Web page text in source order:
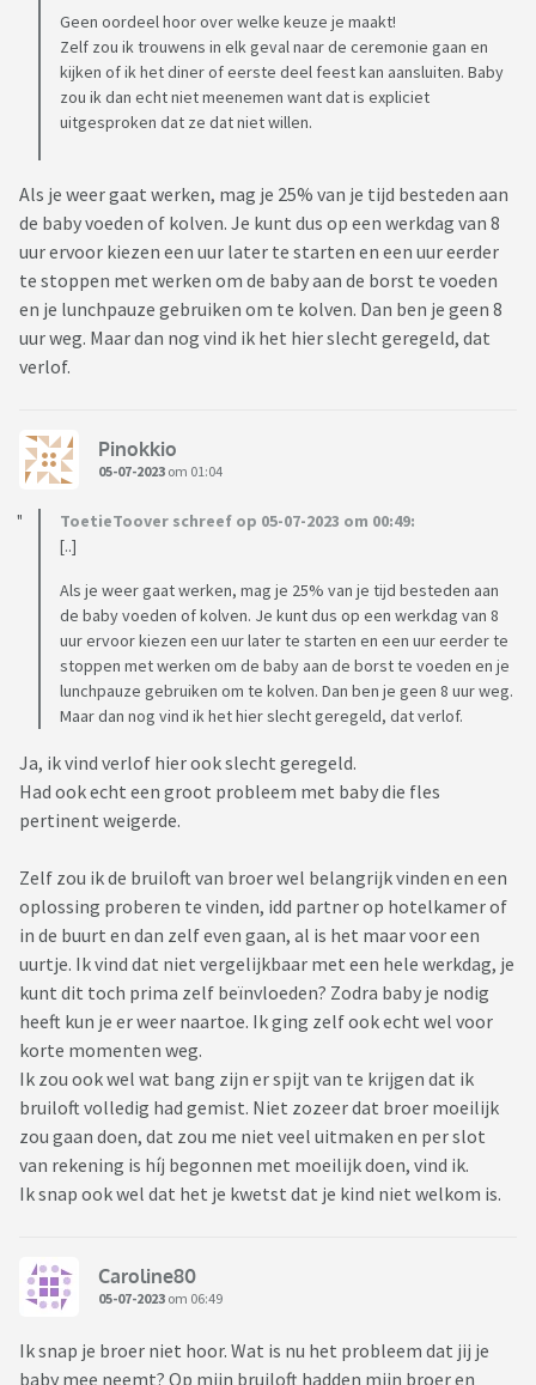
Geen oordeel hoor over welke keuze je maakt!
Zelf zou ik trouwens in elk geval naar de ceremonie gaan en
kijken of ik het diner of eerste deel feest kan aansluiten. Baby
zou ik dan echt niet meenemen want dat is expliciet
uitgesproken dat ze dat niet willen.
Als je weer gaat werken, mag je 25% van je tijd besteden aan
de baby voeden of kolven. Je kunt dus op een werkdag van 8
uur ervoor kiezen een uur later te starten en een uur eerder
te stoppen met werken om de baby aan de borst te voeden
en je lunchpauze gebruiken om te kolven. Dan ben je geen 8
uur weg. Maar dan nog vind ik het hier slecht geregeld, dat
verlof.
Pinokkio
05-07-2023 om 01:04
ToetieToover schreef op 05-07-2023 om 00:49:
[..]
Als je weer gaat werken, mag je 25% van je tijd besteden aan
de baby voeden of kolven. Je kunt dus op een werkdag van 8
uur ervoor kiezen een uur later te starten en een uur eerder te
stoppen met werken om de baby aan de borst te voeden en je
lunchpauze gebruiken om te kolven. Dan ben je geen 8 uur weg.
Maar dan nog vind ik het hier slecht geregeld, dat verlof.
Ja, ik vind verlof hier ook slecht geregeld.
Had ook echt een groot probleem met baby die fles
pertinent weigerde.
Zelf zou ik de bruiloft van broer wel belangrijk vinden en een
oplossing proberen te vinden, idd partner op hotelkamer of
in de buurt en dan zelf even gaan, al is het maar voor een
uurtje. Ik vind dat niet vergelijkbaar met een hele werkdag, je
kunt dit toch prima zelf beïnvloeden? Zodra baby je nodig
heeft kun je er weer naartoe. Ik ging zelf ook echt wel voor
korte momenten weg.
Ik zou ook wel wat bang zijn er spijt van te krijgen dat ik
bruiloft volledig had gemist. Niet zozeer dat broer moeilijk
zou gaan doen, dat zou me niet veel uitmaken en per slot
van rekening is híj begonnen met moeilijk doen, vind ik.
Ik snap ook wel dat het je kwetst dat je kind niet welkom is.
Caroline80
05-07-2023 om 06:49
Ik snap je broer niet hoor. Wat is nu het probleem dat jij je
baby mee neemt? Op mijn bruiloft hadden mijn broer en